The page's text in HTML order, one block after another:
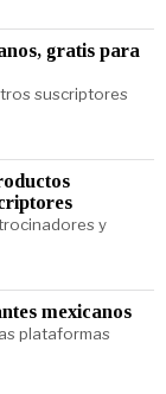
gratis para
suscriptores
y
mexicanos
plataformas